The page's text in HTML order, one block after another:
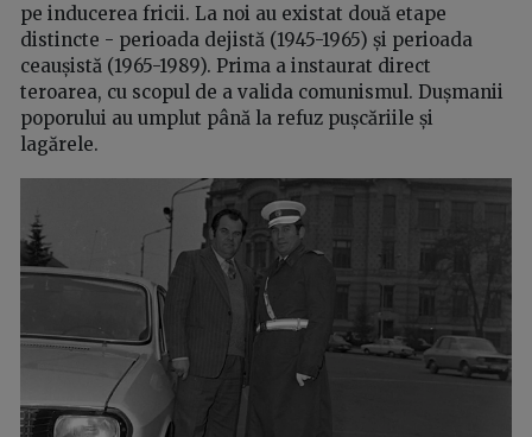
pe inducerea fricii. La noi au existat două etape
distincte - perioada dejistă (1945-1965) și perioada
ceaușistă (1965-1989). Prima a instaurat direct
teroarea, cu scopul de a valida comunismul. Dușmanii
poporului au umplut până la refuz pușcăriile și
lagărele.